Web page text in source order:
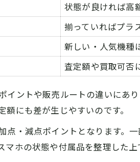
配利用時の注意点
日現金化の可能性も
伸ばす橿原市のポイント
買取査定額比較表
ペーンを賢く活用する方法
額を狙う交渉術
タイミングを見極める
状態が良ければ高
揃っていればプラ
新しい・人気機種
査定額や買取可否
ントや販売ルートの違いにあ
にも差が生じやすいのです。
・減点ポイントとなります。
ホの状態や付属品を整理した